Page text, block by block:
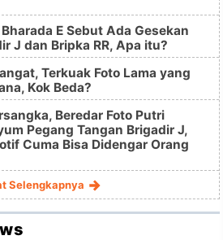
E Sebut Ada Gesekan
J dan Bripka RR, Apa itu?
Terkuak Foto Lama yang
Kok Beda?
Beredar Foto Putri
Pegang Tangan Brigadir J,
Cuma Bisa Didengar Orang
Selengkapnya